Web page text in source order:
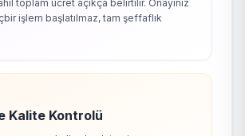
toplam ücret açıkça belirtilir. Onayınız
işlem başlatılmaz, tam şeffaflık
Kalite Kontrolü